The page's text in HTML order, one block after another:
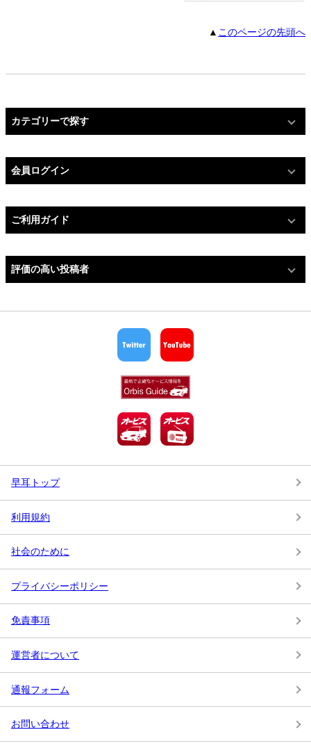
▲ このページの先頭へ
カテゴリーで探す
会員ログイン
ご利用ガイド
評価の高い投稿者
早耳トップ
利用規約
社会のために
プライバシーポリシー
免責事項
運営者について
通報フォーム
お問い合わせ